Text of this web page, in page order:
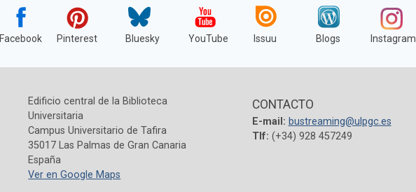
Facebook Pinterest Bluesky YouTube Issuu Blogs Instagram
Edificio central de la Biblioteca
Universitaria
Campus Universitario de Tafira
35017 Las Palmas de Gran Canaria
España
Ver en Google Maps
CONTACTO
E-mail: bustreaming@ulpgc.es
Tlf: (+34) 928 457249